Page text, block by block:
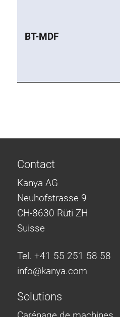
BT-MDF
Contact
Kanya AG
Neuhofstrasse 9
CH-8630 Rüti ZH
Suisse
Tel. +41 55 251 58 58
info@kanya.com
Solutions